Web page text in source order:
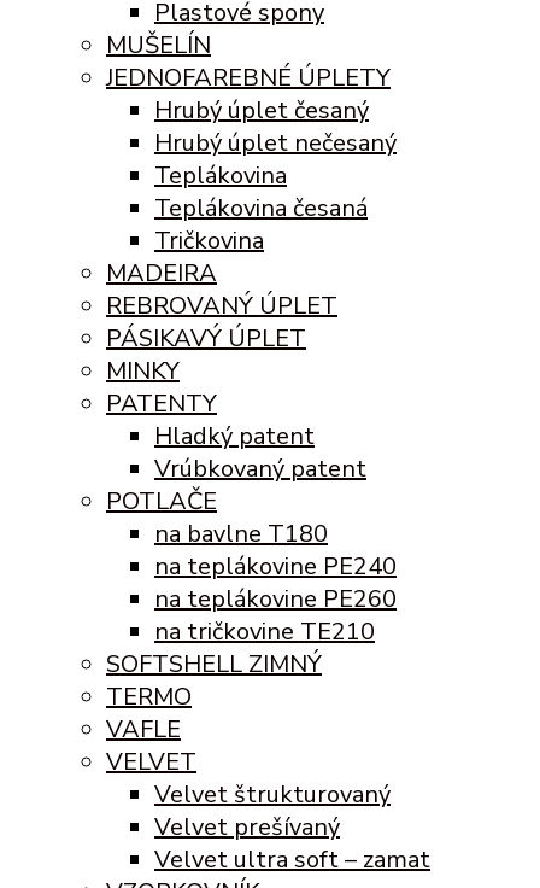
Plastové spony
MUŠELÍN
JEDNOFAREBNÉ ÚPLETY
Hrubý úplet česaný
Hrubý úplet nečesaný
Teplákovina
Teplákovina česaná
Tričkovina
MADEIRA
REBROVANÝ ÚPLET
PÁSIKAVÝ ÚPLET
MINKY
PATENTY
Hladký patent
Vrúbkovaný patent
POTLAČE
na bavlne T180
na teplákovine PE240
na teplákovine PE260
na tričkovine TE210
SOFTSHELL ZIMNÝ
TERMO
VAFLE
VELVET
Velvet štrukturovaný
Velvet prešívaný
Velvet ultra soft – zamat